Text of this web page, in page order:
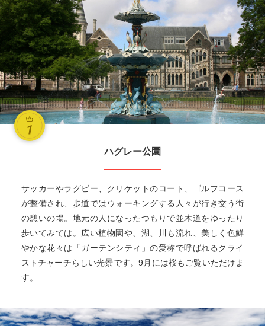
ハグレー公園
サッカーやラグビー、クリケットのコート、ゴルフコース
が整備され、歩道ではウォーキングする人々が行き交う街
の憩いの場。地元の人になったつもりで並木道をゆったり
歩いてみては。広い植物園や、湖、川も流れ、美しく色鮮
やかな花々は「ガーテンシティ」の愛称で呼ばれるクライ
ストチャーチらしい光景です。9月には桜もご覧いただけま
す。